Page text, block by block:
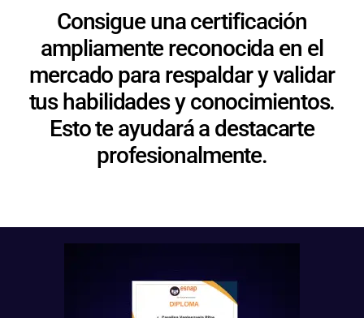
Consigue una certificación
ampliamente reconocida en el
mercado para respaldar y validar
tus habilidades y conocimientos.
Esto te ayudará a destacarte
profesionalmente.